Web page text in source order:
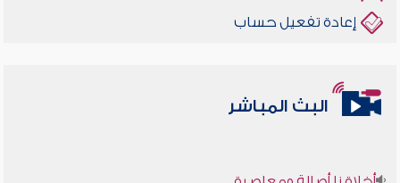
إعادة تفعيل حساب
البث المباشر
أخلاقنا أصالة ومعاصرة